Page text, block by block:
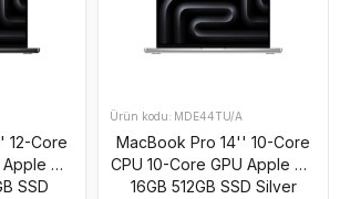
12-Core
M4
SSD
MDE44TU/A
MacBook Pro 14'' 10-Core
CPU 10-Core GPU Apple M5
16GB 512GB SSD Silver